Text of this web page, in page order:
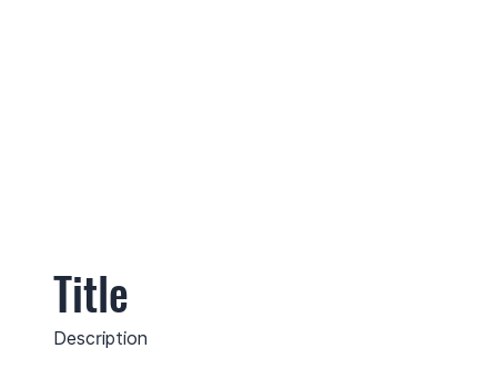
Title
Description